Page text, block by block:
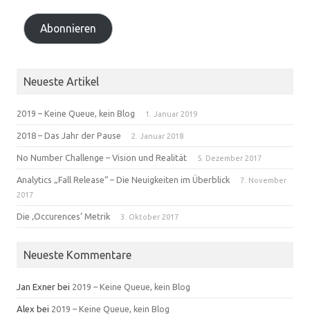
Abonnieren
Neueste Artikel
2019 – Keine Queue, kein Blog 1. Januar 2019
2018 – Das Jahr der Pause 2. Januar 2018
No Number Challenge – Vision und Realität 5. Dezember 2017
Analytics „Fall Release“ – Die Neuigkeiten im Überblick
7. November
2017
Die ‚Occurences‘ Metrik 3. Oktober 2017
Neueste Kommentare
Jan Exner bei 2019 – Keine Queue, kein Blog
Alex bei 2019 – Keine Queue, kein Blog